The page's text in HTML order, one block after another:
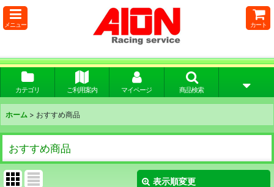
メニュー カート
カテゴリ ご利用案内 マイページ 商品検索
ホーム > おすすめ商品
おすすめ商品
表示順変更